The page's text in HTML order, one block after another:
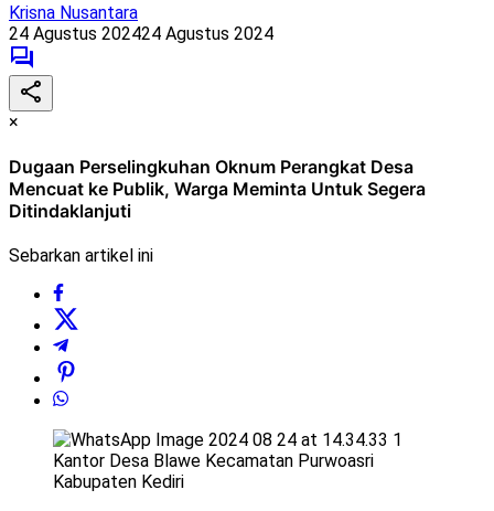
Krisna Nusantara
24 Agustus 202424 Agustus 2024
×
Dugaan Perselingkuhan Oknum Perangkat Desa
Mencuat ke Publik, Warga Meminta Untuk Segera
Ditindaklanjuti
Sebarkan artikel ini
Kantor Desa Blawe Kecamatan Purwoasri
Kabupaten Kediri